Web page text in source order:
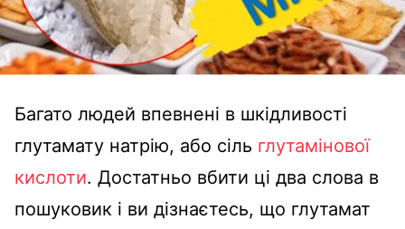
Багато людей впевнені в шкідливості
глутамату натрію, або сіль глутамінової
кислоти. Достатньо вбити ці два слова в
пошуковик і ви дізнаєтесь, що глутамат